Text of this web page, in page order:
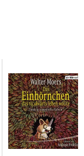
Walter
der ihm eigenen
mit
Interpret: Er
originelle Weise
so die Jury.